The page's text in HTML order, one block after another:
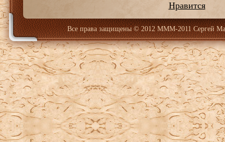
Нравится
Все права защищены© 2012 МММ-2011 Сергей